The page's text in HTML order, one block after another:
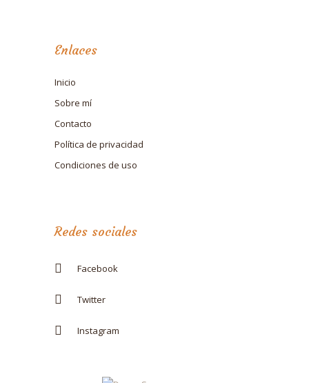
Enlaces
Inicio
Sobre mí
Contacto
Política de privacidad
Condiciones de uso
Redes sociales
Facebook
Twitter
Instagram